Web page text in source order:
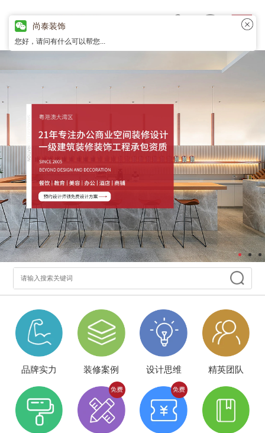
品牌实力 装修案例 设计思维 精英团队
尚泰装饰
您好，请问有什么可以帮您...